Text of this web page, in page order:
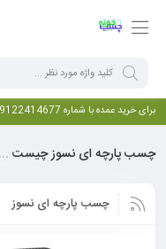
برای خرید عمده با شماره 09122414677 تماس بگیرید
چسب پارچه ای نسوز چیست
چسب پارچه ای نسوز